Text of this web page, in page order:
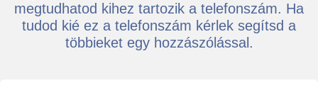
megtudhatod kihez tartozik a telefonszám. Ha
tudod kié ez a telefonszám kérlek segítsd a
többieket egy hozzászólással.